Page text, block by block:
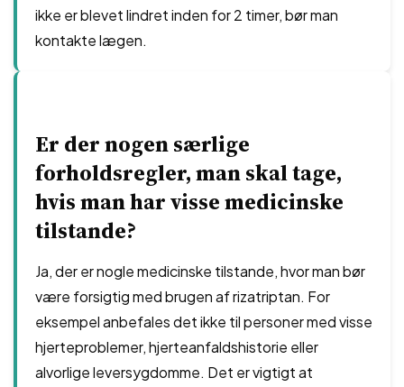
ikke er blevet lindret inden for 2 timer, bør man
kontakte lægen.
Er der nogen særlige
forholdsregler, man skal tage,
hvis man har visse medicinske
tilstande?
Ja, der er nogle medicinske tilstande, hvor man bør
være forsigtig med brugen af rizatriptan. For
eksempel anbefales det ikke til personer med visse
hjerteproblemer, hjerteanfaldshistorie eller
alvorlige leversygdomme. Det er vigtigt at